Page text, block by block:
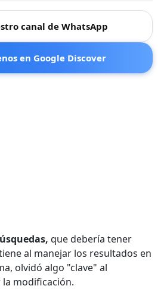
canal de WhatsApp
en Google Discover
que debería tener
al manejar los resultados en
olvidó algo "clave" al
modificación.